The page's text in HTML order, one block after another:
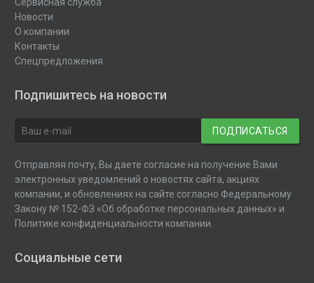
Новости
О компании
Контакты
Спецпредложения
Подпишитесь на новости
ПОДПИСАТЬСЯ
Отправляя почту, Вы даете согласие на получение Вами
электронных уведомлений о новостях сайта, акциях
компании, и обновлениях на сайте согласно Федеральному
Закону № 152-ФЗ «Об обработке персональных данных» и
Политике конфиденциальности компании.
Социальные сети